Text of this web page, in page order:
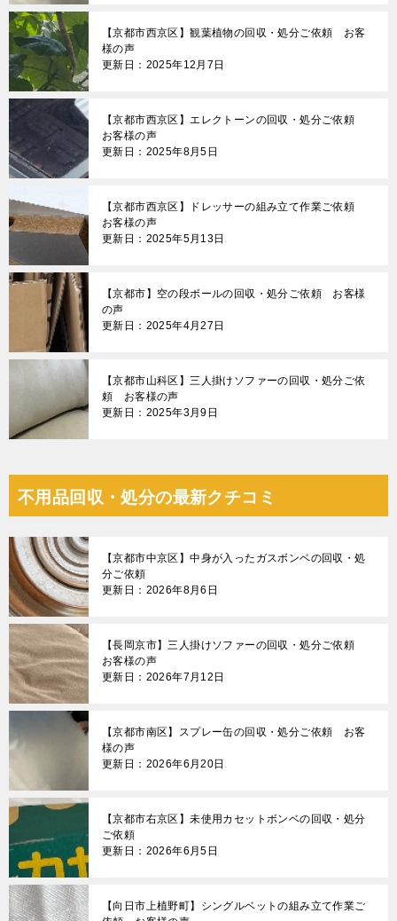
【京都市西京区】観葉植物の回収・処分ご依頼 お客
様の声
更新日：2025年12月7日
【京都市西京区】エレクトーンの回収・処分ご依頼
お客様の声
更新日：2025年8月5日
【京都市西京区】ドレッサーの組み立て作業ご依頼
お客様の声
更新日：2025年5月13日
【京都市】空の段ボールの回収・処分ご依頼 お客様
の声
更新日：2025年4月27日
【京都市山科区】三人掛けソファーの回収・処分ご依
頼 お客様の声
更新日：2025年3月9日
不用品回収・処分の最新クチコミ
【京都市中京区】中身が入ったガスボンベの回収・処
分ご依頼
更新日：2026年8月6日
【長岡京市】三人掛けソファーの回収・処分ご依頼
お客様の声
更新日：2026年7月12日
【京都市南区】スプレー缶の回収・処分ご依頼 お客
様の声
更新日：2026年6月20日
【京都市右京区】未使用カセットボンベの回収・処分
ご依頼
更新日：2026年6月5日
【向日市上植野町】シングルベットの組み立て作業ご